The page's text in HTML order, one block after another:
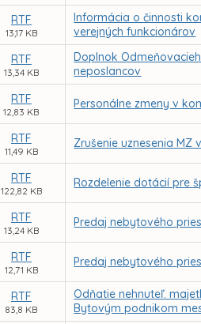
RTF
13,17 KB
Informácia o činnosti
verejných funkcionárov
RTF
13,34 KB
Doplnok
neposlancov
RTF
12,83 KB
Personálne zmeny v
RTF
11,49 KB
Zrušenie uznesenia MZ
RTF
122,82 KB
Rozdelenie dotácií pre
RTF
13,24 KB
Predaj nebytového
RTF
12,71 KB
Predaj nebytového
RTF
83,8 KB
Odňatie nehnuteľ.
Bytovým podnikom